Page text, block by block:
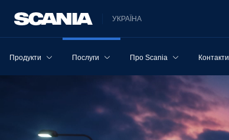
УКРАЇНА
Продукти Послуги Про Scania Контакти